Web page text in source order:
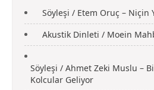
Söyleşi / Etem Oruç – Niçin
Akustik Dinleti / Moein
Söyleşi / Ahmet Zeki Muslu –
Kolcular Geliyor